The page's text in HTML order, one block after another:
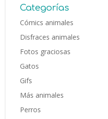
Categorías
Cómics animales
Disfraces animales
Fotos graciosas
Gatos
Gifs
Más animales
Perros